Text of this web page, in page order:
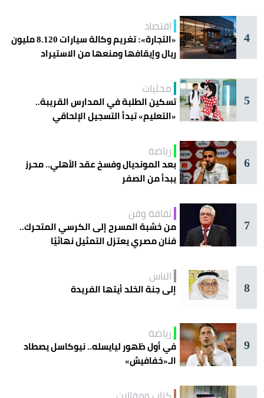
4
اقتصاد
«التجارة»: تغريم وكالة سيارات 8.120 مليون
ريال وإيقافها ومنعها من الاستيراد
5
محليات
تسكين الطلبة في المدارس القريبة..
«التعليم» تبدأ التسجيل الإلحاقي
6
رياضة
بعد المونديال وفسخ عقد الأهلي.. محرز
يبدأ من الصفر
7
ثقافة وفن
من خشبة المسرح إلى الكرسي المتحرك..
فنان مصري يعتزل التمثيل نهائيًا
8
الناس
إلى جنة الخلد أيتها الفريدة
9
رياضة
في أول ظهور ليايسله.. نيوكاسل يصطاد
الـ«خفافيش»